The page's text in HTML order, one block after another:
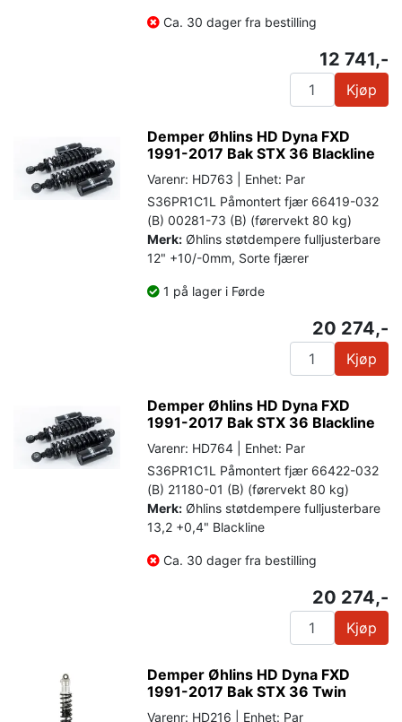
Ca. 30 dager fra bestilling
12 741,-
Kjøp
Demper Øhlins HD Dyna FXD
1991-2017 Bak STX 36 Blackline
Varenr: HD763 | Enhet: Par
S36PR1C1L Påmontert fjær 66419-032
(B) 00281-73 (B) (førervekt 80 kg)
Merk: Øhlins støtdempere fulljusterbare
12" +10/-0mm, Sorte fjærer
1 på lager i Førde
20 274,-
Kjøp
Demper Øhlins HD Dyna FXD
1991-2017 Bak STX 36 Blackline
Varenr: HD764 | Enhet: Par
S36PR1C1L Påmontert fjær 66422-032
(B) 21180-01 (B) (førervekt 80 kg)
Merk: Øhlins støtdempere fulljusterbare
13,2 +0,4" Blackline
Ca. 30 dager fra bestilling
20 274,-
Kjøp
Demper Øhlins HD Dyna FXD
1991-2017 Bak STX 36 Twin
Varenr: HD216 | Enhet: Par